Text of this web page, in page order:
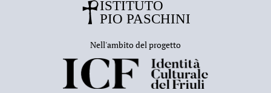
Nell'ambito del progetto